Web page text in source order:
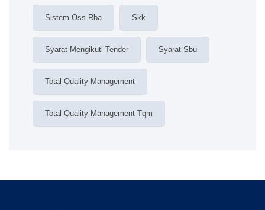
Sistem Oss Rba Skk
Syarat Mengikuti Tender Syarat Sbu
Total Quality Management
Total Quality Management Tqm